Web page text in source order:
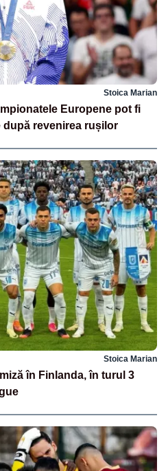
Stoica Marian
Europene pot fi
după revenirea rușilor
Stoica Marian
în Finlanda, în turul 3